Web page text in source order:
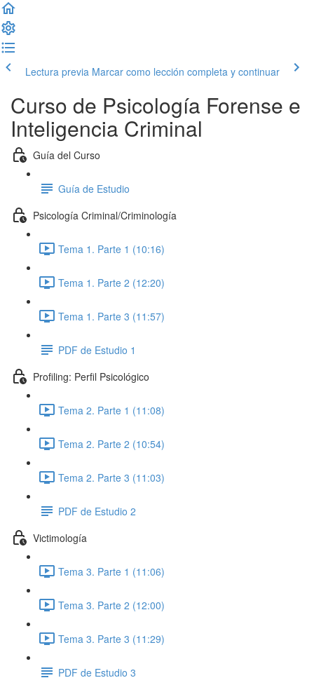
Lectura previa Marcar como lección completa y continuar
Curso de Psicología Forense e
Inteligencia Criminal
Guía del Curso
Guía de Estudio
Psicología Criminal/Criminología
Tema 1. Parte 1 (10:16)
Tema 1. Parte 2 (12:20)
Tema 1. Parte 3 (11:57)
PDF de Estudio 1
Profiling: Perfil Psicológico
Tema 2. Parte 1 (11:08)
Tema 2. Parte 2 (10:54)
Tema 2. Parte 3 (11:03)
PDF de Estudio 2
Victimología
Tema 3. Parte 1 (11:06)
Tema 3. Parte 2 (12:00)
Tema 3. Parte 3 (11:29)
PDF de Estudio 3